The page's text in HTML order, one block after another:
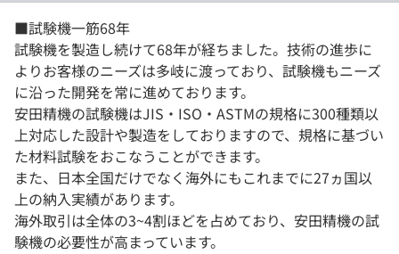
■試験機一筋68年
試験機を製造し続けて68年が経ちました。技術の進歩に
よりお客様のニーズは多岐に渡っており、試験機もニーズ
に沿った開発を常に進めております。
安田精機の試験機はJIS・ISO・ASTMの規格に300種類以
上対応した設計や製造をしておりますので、規格に基づい
た材料試験をおこなうことができます。
また、日本全国だけでなく海外にもこれまでに27ヵ国以
上の納入実績があります。
海外取引は全体の3~4割ほどを占めており、安田精機の試
験機の必要性が高まっています。